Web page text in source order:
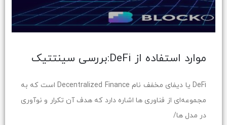
موارد استفاده از DeFi:بررسی سینتتیک
DeFi یا دیفای مخفف نام Decentralized Finance است که به
مجموعه‌ای از فناوری ها اشاره دارد که هدف آن تکرار و نوآوری
در مدل ها/